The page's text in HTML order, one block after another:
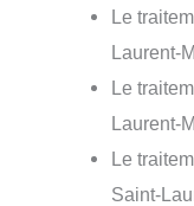
Le
Laurent-
Le
Laurent-
Le
Saint-